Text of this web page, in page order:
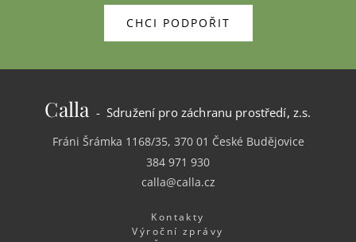
CHCI PODPOŘIT
Calla- Sdružení pro záchranu prostředí, z.s.
Fráni Šrámka 1168/35, 370 01 České Budějovice
384 971 930
calla@calla.cz
Kontakty
Výroční zprávy